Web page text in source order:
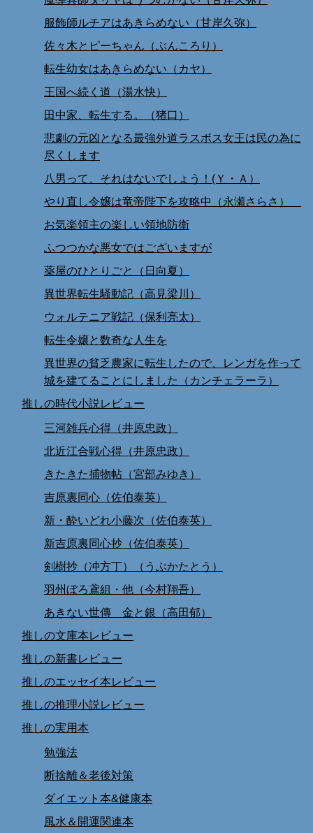
服飾師ルチアはあきらめない（甘岸久弥）
佐々木とピーちゃん（ぶんころり）
転生幼女はあきらめない（カヤ）
王国へ続く道（湯水快）
田中家、転生する。（猪口）
悲劇の元凶となる最強外道ラスボス女王は民の為に
尽くします
八男って、それはないでしょう！(Ｙ・Ａ）
やり直し令嬢は竜帝陛下を攻略中（永瀬さらさ）
お気楽領主の楽しい領地防衛
ふつつかな悪女ではございますが
薬屋のひとりごと（日向夏）
異世界転生騒動記（高見梁川）
ウォルテニア戦記（保利亮太）
転生令嬢と数奇な人生を
異世界の貧乏農家に転生したので、レンガを作って
城を建てることにしました（カンチェラーラ）
推しの時代小説レビュー
三河雑兵心得（井原忠政）
北近江合戦心得（井原忠政）
きたきた捕物帖（宮部みゆき）
吉原裏同心（佐伯泰英）
新・酔いどれ小藤次（佐伯泰英）
新吉原裏同心抄（佐伯泰英）
剣樹抄（冲方丁）（うぶかたとう）
羽州ぼろ鳶組・他（今村翔吾）
あきない世傳 金と銀（高田郁）
推しの文庫本レビュー
推しの新書レビュー
推しのエッセイ本レビュー
推しの推理小説レビュー
推しの実用本
勉強法
断捨離＆老後対策
ダイエット本&健康本
風水＆開運関連本